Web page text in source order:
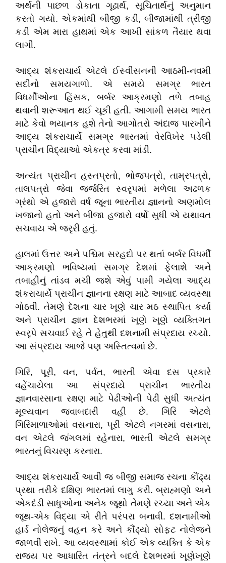
અર્થની
પાછળ ડોકાતા ગૂઢાર્થ, સૂચિતાર્થનું
અનુમાન
કરતો ગયો.એકમાંથી બીજી કડી,બીજામાંથી ત્રીજી
કડી એમ મારા હાથમાં એક આખી સાંકળ તૈયાર થવા
લાગી.
આદ્ય શંકરાચાર્ય એટલે ઈસ્વીસનની આઠમી-નવમી
સદીનો
સમયગાળો. એ સમયે સમગ્ર
ભારત
વિધર્મીઓના
હિંસક, બર્બર આક્રમણો તળે
તબાહ
થવાની શરૂઆત થઈ ચૂકી હતી. આગામી સમય ભારત
માટે કેવો ભયાનક હશે તેનો આગોતરો અંદાજ પારખીને
આદ્ય
શંકરાચાર્યે સમગ્ર ભારતમાં વેરવિખેર
પડેલી
પ્રાચીન વિદ્યાઓ એકત્ર કરવા માંડી.
અત્યંત પ્રાચીન હસ્તપ્રતો, ભોજપત્રો, તામ્રપત્રો,
તાલપત્રો
જેવા જર્જરિત સ્વરૃપમાં મળેલા
અઢળક
ગ્રંથો એ હજારો વર્ષ જૂના ભારતીય જ્ઞાનનો અણમોલ
ખજાનો હતો અને બીજા હજારો વર્ષો સુધી એ યથાવત
સચવાય એ જરૃરી હતું.
હાલમાં ઉત્તર અને પશ્ચિમ સરહદો પર થતાં બર્બર વિધર્મી
આક્રમણો
ભવિષ્યમાં સમગ્ર દેશમાં ફેલાશે
અને
તબાહીનું તાંડવ મચી જશે એવું પામી ગયેલા આદ્ય
શંકરાચાર્યે પ્રાચીન જ્ઞાનના રક્ષણ માટે આબાદ વ્યવસ્થા
ગોઠવી. તેમણે દેશના ચાર ખૂણે ચાર મઠ સ્થાપિત કર્યા
અને પ્રાચીન જ્ઞાન દેશભરમાં ખૂણે ખૂણે વ્યક્તિગત
સ્વરૃપે સચવાઈ રહે તે હેતુથી દશનામી સંપ્રદાય રચ્યો.
આ સંપ્રદાય આજે પણ અસ્તિત્વમાં છે.
ગિરિ, પૂરી,વન,પર્વત, ભારતી એવા દસ
પ્રકારે
વહેંચાયેલા
આ સંપ્રદાયે પ્રાચીન
ભારતીય
જ્ઞાનવારસાના રક્ષણ માટે પેઢીઓની પેઢી સુધી અત્યંત
મૂલ્યવાન
જવાબદારી વહી છે. ગિરિ
એટલે
ગિરિમાળાઓમાં વસનારા, પૂરી એટલે નગરમાં વસનારા,
વન એટલે જંગલમાં રહેનારા, ભારતી એટલે સમગ્ર
ભારતનું વિચરણ કરનારા.
આદ્ય શંકરાચાર્યે આવી જ બીજી સમાજ રચના કૌંઢ્ય
પ્રથા તરીકે દક્ષિણ ભારતમાં લાગુ કરી.બ્રાહ્મણો અને
એકદંડી સાધુઓના અનેક જૂથો તેમણે રચ્યા અને એક
જૂથ-એક વિદ્યા એ રીતે પરંપરા બનાવી.દશનામીઓ
હાર્ડ નોલેજનું વહન કરે અને કૌંઢ્યો સોફ્ટ નોલેજને
જાળવી રાખે. આ વ્યવસ્થામાં કોઈ એક વ્યક્તિ કે એક
રાજ્ય પર આધારિત તંત્રને બદલે દેશભરમાં ખૂણેખૂણે